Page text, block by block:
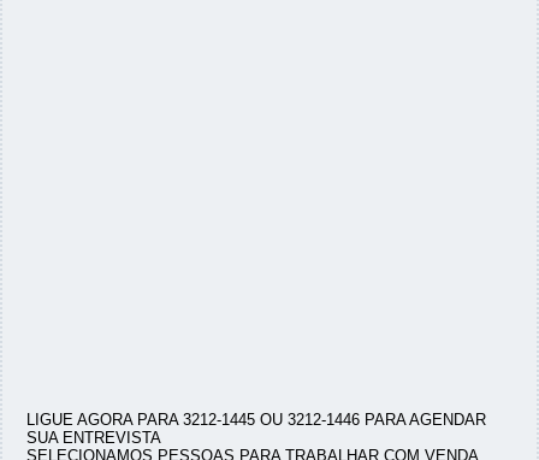
LIGUE AGORA PARA 3212-1445 OU 3212-1446 PARA AGENDAR
SUA ENTREVISTA
SELECIONAMOS PESSOAS PARA TRABALHAR COM VENDA